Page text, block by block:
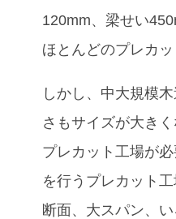
120mm、梁せい
ほとんどのプレカ
しかし、中大規模
さもサイズが大き
プレカット工場が必
を行うプレカット
断面、大スパン、